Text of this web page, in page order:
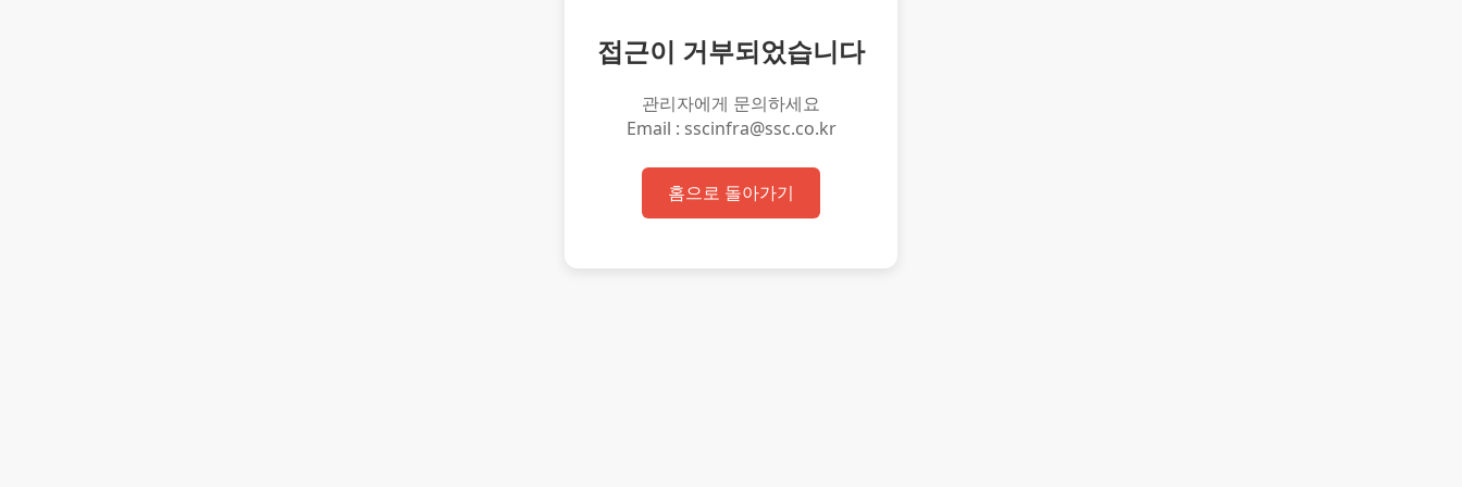
접근이 거부되었습니다
관리자에게 문의하세요
Email : sscinfra@ssc.co.kr
홈으로 돌아가기